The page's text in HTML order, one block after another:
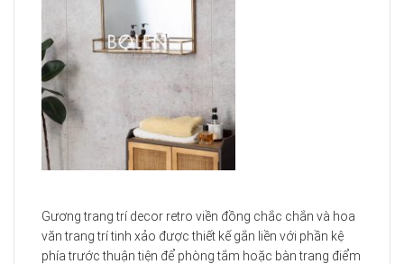
Gương trang trí decor retro viền đồng chắc chắn và hoa
văn trang trí tinh xảo được thiết kế gắn liền với phần kệ
phía trước thuận tiện để phòng tắm hoặc bàn trang điểm